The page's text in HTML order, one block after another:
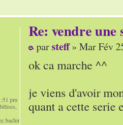
Re: vendre une
parsteff» Mar Fév
ok ca marche ^^
je viens d'avoir
quant a cette serie
pm
bachir